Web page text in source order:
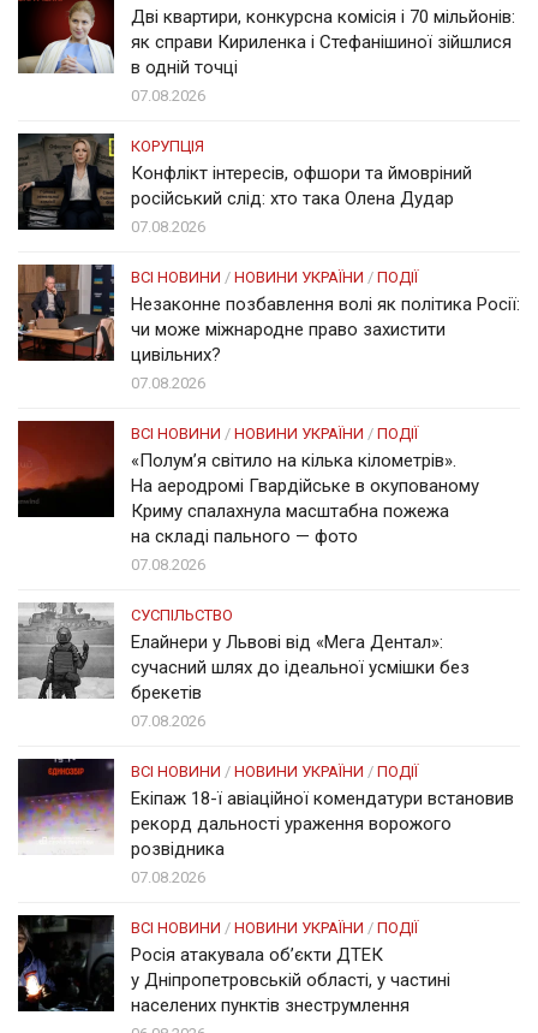
Дві квартири, конкурсна комісія і 70 мільйонів:
як справи Кириленка і Стефанішиної зійшлися
в одній точці
07.08.2026
КОРУПЦІЯ
Конфлікт інтересів, офшори та ймовріний
російський слід: хто така Олена Дудар
07.08.2026
ВСІ НОВИНИ / НОВИНИ УКРАЇНИ / ПОДІЇ
Незаконне позбавлення волі як політика Росії:
чи може міжнародне право захистити
цивільних?
07.08.2026
ВСІ НОВИНИ / НОВИНИ УКРАЇНИ / ПОДІЇ
«Полум’я світило на кілька кілометрів».
На аеродромі Гвардійське в окупованому
Криму спалахнула масштабна пожежа
на складі пального — фото
07.08.2026
СУСПІЛЬСТВО
Елайнери у Львові від «Мега Дентал»:
сучасний шлях до ідеальної усмішки без
брекетів
07.08.2026
ВСІ НОВИНИ / НОВИНИ УКРАЇНИ / ПОДІЇ
Екіпаж 18-ї авіаційної комендатури встановив
рекорд дальності ураження ворожого
розвідника
07.08.2026
ВСІ НОВИНИ / НОВИНИ УКРАЇНИ / ПОДІЇ
Росія атакувала об’єкти ДТЕК
у Дніпропетровській області, у частині
населених пунктів знеструмлення